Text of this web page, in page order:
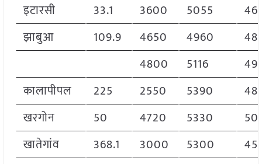
इटारसी
33.1 3600 5055
झाबुआ
109.9 4650 4960
4800
5116
कालापीपल
225 2550 5390
खरगोन
50 4720 5330
खातेगांव
368.1 3000 5300